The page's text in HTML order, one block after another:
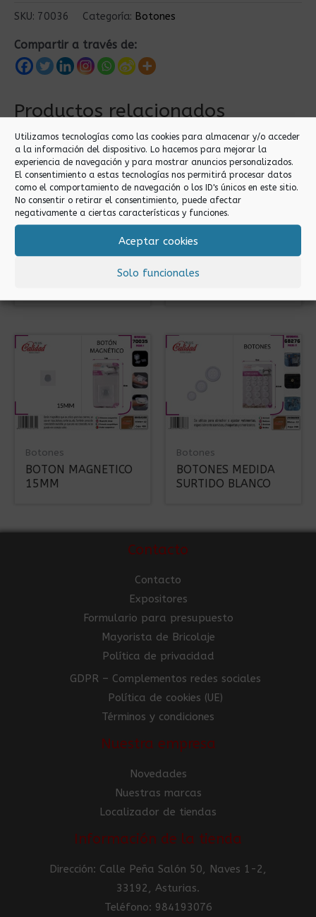
Utilizamos tecnologías como las cookies para almacenar y/o acceder
a la información del dispositivo. Lo hacemos para mejorar la
experiencia de navegación y para mostrar anuncios personalizados.
El consentimiento a estas tecnologías nos permitirá procesar datos
como el comportamiento de navegación o los ID's únicos en este sitio.
No consentir o retirar el consentimiento, puede afectar
negativamente a ciertas características y funciones.
Aceptar cookies
Solo funcionales
SKU: 70036 Categoría: Botones
Compartir a través de:
Productos relacionados
Botones Botones
20MM BOTONES
Botones
BOTON MAGNETICO
15MM
Botones
BOTONES MEDIDA
SURTIDO BLANCO
Contacto
Contacto
Expositores
Formulario para presupuesto
Mayorista de Bricolaje
Política de privacidad
GDPR – Complementos redes sociales
Política de cookies (UE)
Términos y condiciones
Nuestra empresa
Novedades
Nuestras marcas
Localizador de tiendas
Información de la tienda
Dirección: Calle Peña Salón 50, Naves 1-2,
33192, Asturias.
Teléfono: 984193076